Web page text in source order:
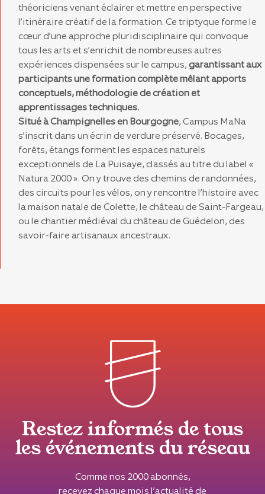
théoriciens venant éclairer et mettre en perspective
l’itinéraire créatif de la formation. Ce triptyque forme le
cœur d’une approche pluridisciplinaire qui convoque
tous les arts et s’enrichit de nombreuses autres
expériences dispensées sur le campus,garantissant aux
participants une formation complète mêlant apports
conceptuels, méthodologie de création et
apprentissages techniques.
Situé à Champignelles en Bourgogne, Campus MaNa
s’inscrit dans un écrin de verdure préservé. Bocages,
forêts, étangs forment les espaces naturels
exceptionnels de La Puisaye, classés au titre du label «
Natura 2000 ». On y trouve des chemins de randonnées,
des circuits pour les vélos, on y rencontre l’histoire avec
la maison natale de Colette, le château de Saint-Fargeau,
ou le chantier médiéval du château de Guédelon, des
savoir-faire artisanaux ancestraux.
Restez informés de tous
les événements du réseau
Comme nos 2000 abonnés,
recevez chaque mois l’actualité de